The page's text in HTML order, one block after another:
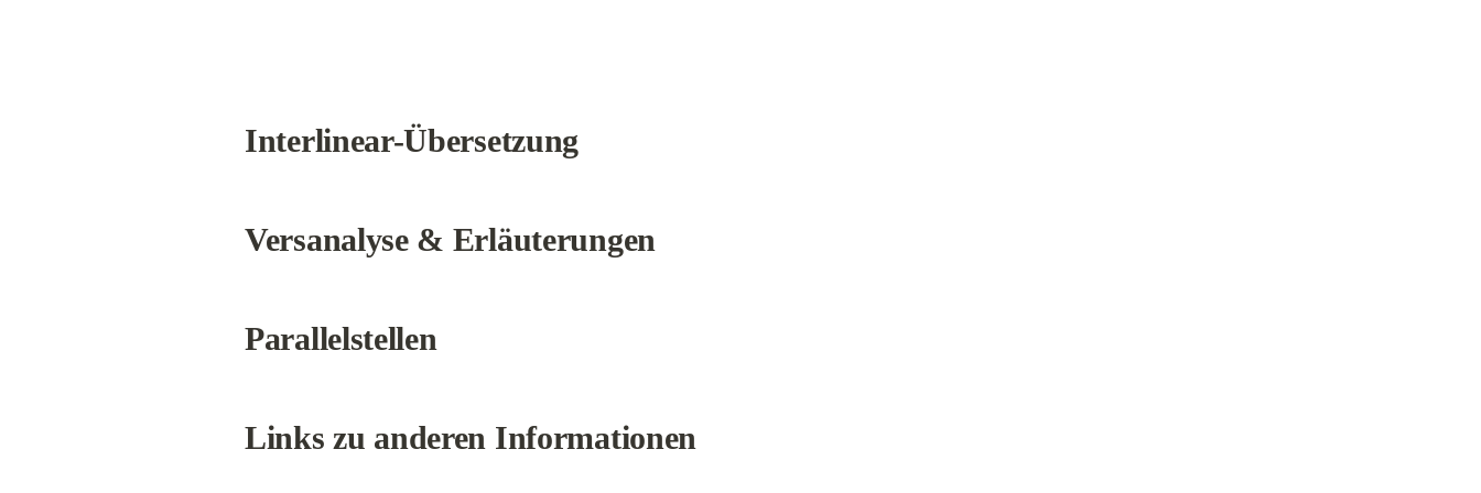
Interlinear-Übersetzung
Versanalyse & Erläuterungen
Parallelstellen
Links zu anderen Informationen